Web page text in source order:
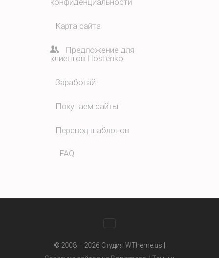
конфиденциальности
Карта сайта
Предложение для
клиентов Hostenko
Заработай
Покупаем сайты
Перевод шаблонов
FAQ
© 2008 – 2026 Студия WTheme.us |